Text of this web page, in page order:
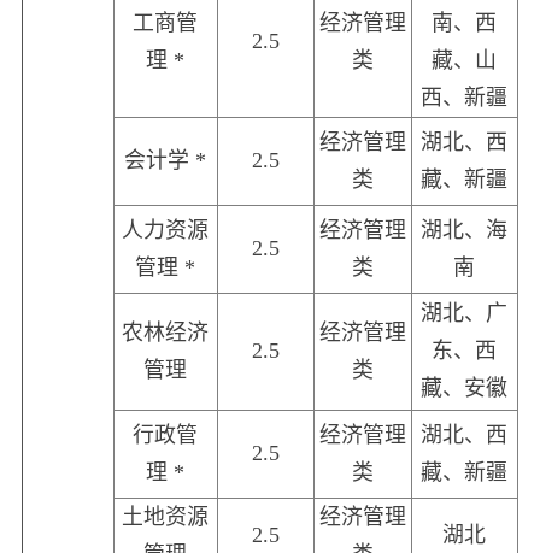
工商管
理 *
2.5
经济管理
类
南、西
藏、山
西、新疆
会计学 * 2.5
经济管理
类
湖北、西
藏、新疆
人力资源
管理 *
2.5
经济管理
类
湖北、海
南
农林经济
管理
2.5
经济管理
类
湖北、广
东、西
藏、安徽
行政管
理 *
2.5
经济管理
类
湖北、西
藏、新疆
土地资源
2.5
经济管理
湖北